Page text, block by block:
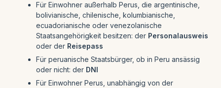
Für Einwohner außerhalb Perus, die argentinische,
bolivianische, chilenische, kolumbianische,
ecuadorianische oder venezolanische
Staatsangehörigkeit besitzen: der Personalausweis
oder der Reisepass
Für peruanische Staatsbürger, ob in Peru ansässig
oder nicht: der DNI
Für Einwohner Perus, unabhängig von der